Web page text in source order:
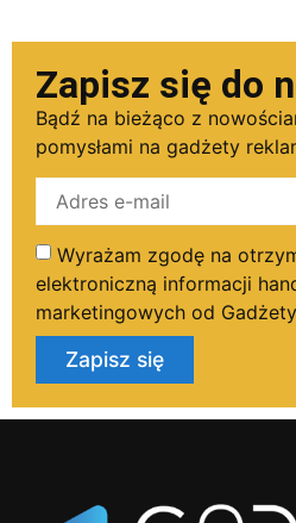
Zapisz się do
Bądź na bieżąco z
pomysłami na gadżety
Wyrażam zgodę na
elektroniczną informacji
marketingowych od
Zapisz się